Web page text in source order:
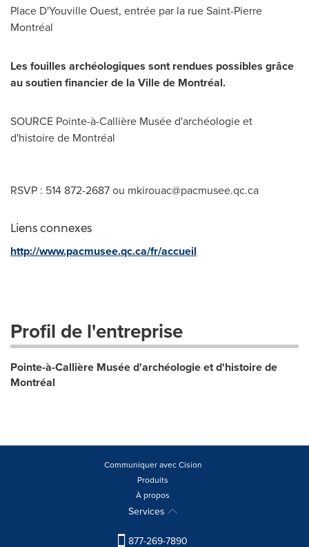
Place D'Youville Ouest, entrée par la rueSaint-Pierre
Montréal
Les fouilles archéologiques sont rendues possibles grâce
au soutien financier de la Ville de Montréal.
SOURCE Pointe-à-Callière Musée d'archéologie et
d'histoire de Montréal
RSVP : 514 872-2687 ou mkirouac@pacmusee.qc.ca
Liens connexes
http://www.pacmusee.qc.ca/fr/accueil
Profil de l'entreprise
Pointe-à-Callière Musée d'archéologie et d'histoire de
Montréal
Communiquer avec Cision
Produits
À propos
Services
877-269-7890